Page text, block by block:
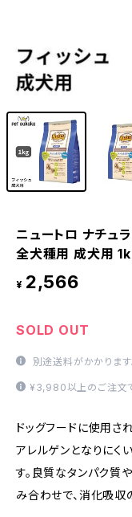
ニュートロ ナチュ
全犬種用 成犬用
¥ 2,566
SOLD OUT
別途送料がかかります
¥3,980以上のご注文
ドッグフードに使用さ
アレルゲンとなりにく
す。良質なタンパク質
み合わせで、消化吸収